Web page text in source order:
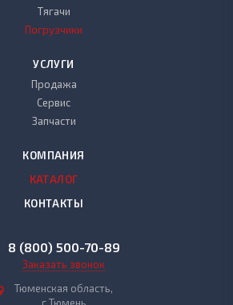
Тягачи
Погрузчики
УСЛУГИ
Продажа
Сервис
Запчасти
КОМПАНИЯ
КАТАЛОГ
КОНТАКТЫ
8 (800) 500-70-89
Заказать звонок
Тюменская область,